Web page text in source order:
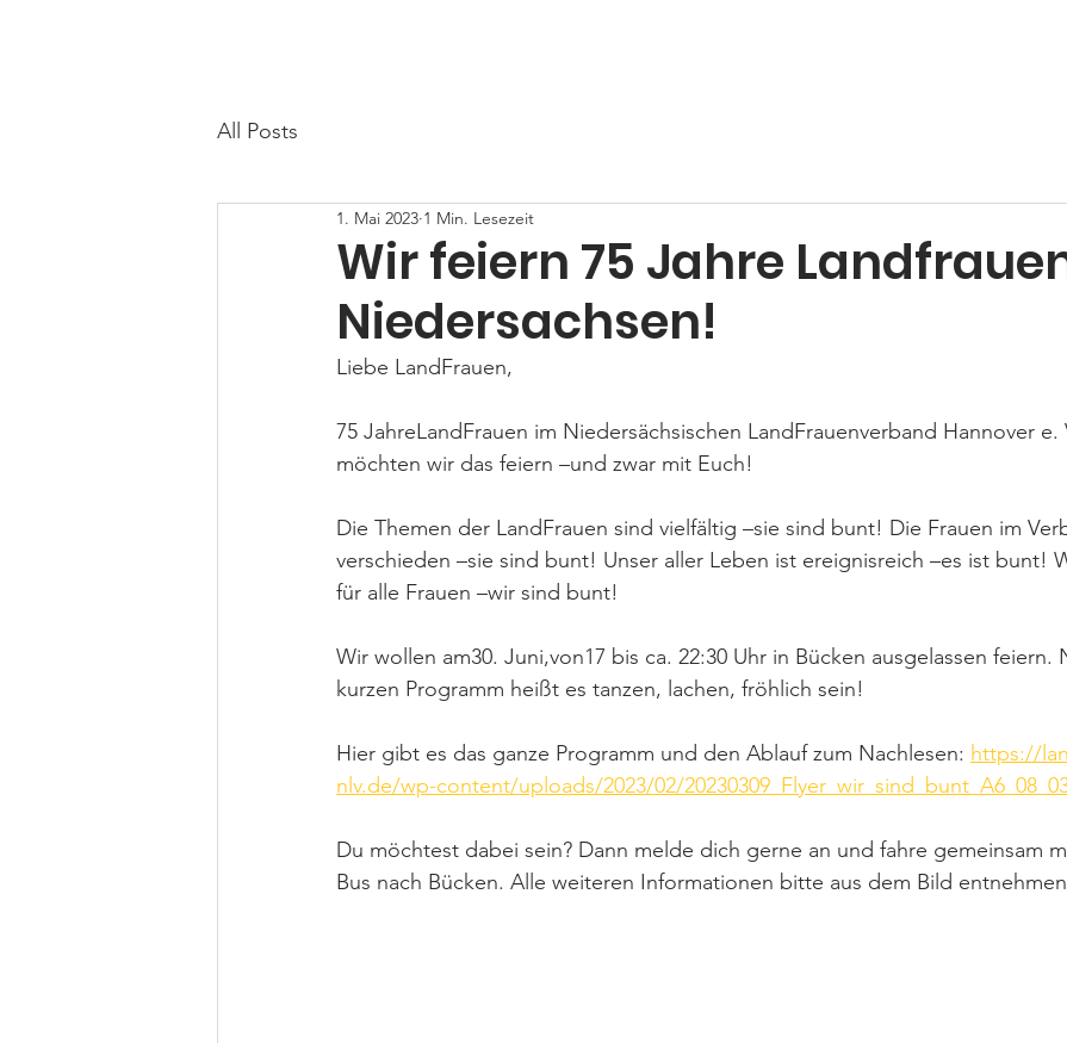
All Posts
Wir feiern 75 Jahre
Niedersachsen!
1. Mai 2023 1 Min. Lesezeit
Liebe LandFrauen,
75 JahreLandFrauen im Niedersächsischen LandFrauenverband Hannover
möchten wir das feiern –und zwar mit Euch!
Die Themen der LandFrauen sind vielfältig –sie sind bunt! Die Frauen im
verschieden –sie sind bunt! Unser aller Leben ist ereignisreich –es ist bunt!
für alle Frauen –wir sind bunt!
Wir wollen am30. Juni,von17 bis ca. 22:30 Uhr in Bücken ausgelassen feiern.
kurzen Programm heißt es tanzen, lachen, fröhlich sein!
Hier gibt es das ganze Programm und den Ablauf zum Nachlesen: https://
nlv.de/wp-content/uploads/2023/02/
Du möchtest dabei sein? Dann melde dich gerne an und fahre gemeinsam
Bus nach Bücken. Alle weiteren Informationen bitte aus dem Bild